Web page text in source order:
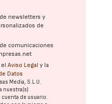
newsletters y
de
comunicaciones
elAviso Legal y la
Datos
Media, S.L.U.
nuestra(s)
de usuario.